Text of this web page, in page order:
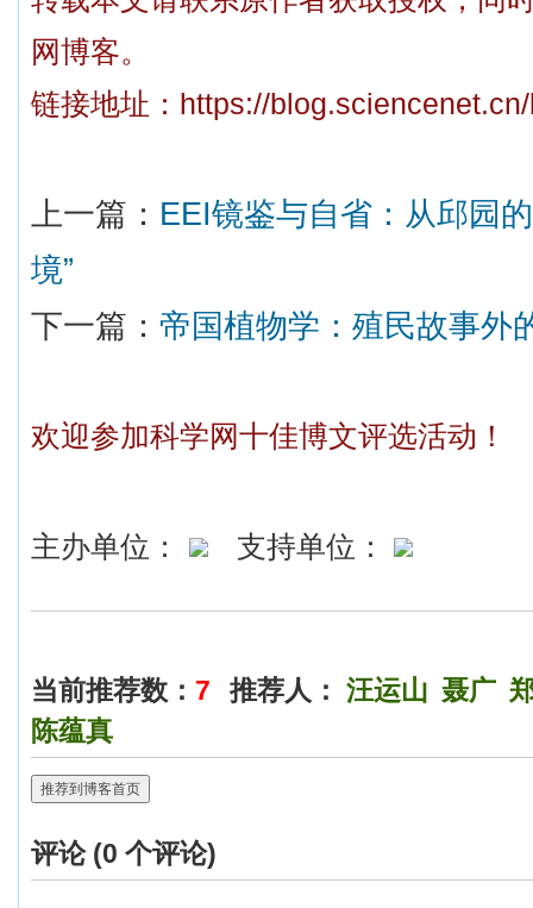
网博客。
链接地址： https://
上一篇： EEI镜鉴与自省：从邱园
境”
下一篇： 帝国植物学：殖民故事外
欢迎参加科学网十佳博文评选活动！
主办单位： 支持单位：
当前推荐数： 7 推荐人： 汪运山 聂广
陈蕴真
推荐到博客首页
评论 (0 个评论)